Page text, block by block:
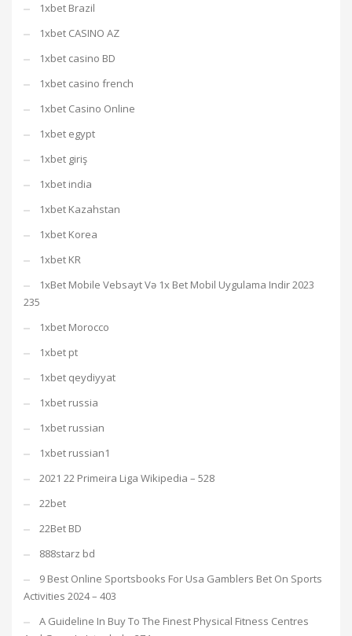
1xbet Brazil
1xbet CASINO AZ
1xbet casino BD
1xbet casino french
1xbet Casino Online
1xbet egypt
1xbet giriş
1xbet india
1xbet Kazahstan
1xbet Korea
1xbet KR
1xBet Mobile Vebsayt Və 1x Bet Mobil Uygulama Indir 2023
235
1xbet Morocco
1xbet pt
1xbet qeydiyyat
1xbet russia
1xbet russian
1xbet russian1
2021 22 Primeira Liga Wikipedia – 528
22bet
22Bet BD
888starz bd
9 Best Online Sportsbooks For Usa Gamblers Bet On Sports
Activities 2024 – 403
A Guideline In Buy To The Finest Physical Fitness Centres